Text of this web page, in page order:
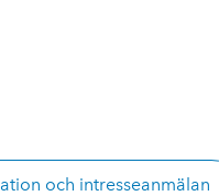
och intresseanmälan